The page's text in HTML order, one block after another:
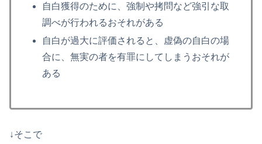
自白獲得のために、強制や拷問など強引な取
調べが行われるおそれがある
自白が過大に評価されると、虚偽の自白の場
合に、無実の者を有罪にしてしまうおそれが
ある
↓そこで